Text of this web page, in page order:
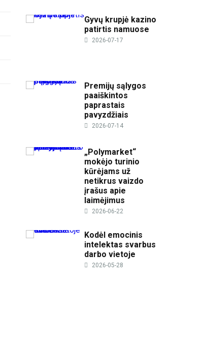
Gyvų krupjė kazino
patirtis namuose
2026-07-17
Premijų sąlygos
paaiškintos
paprastais
pavyzdžiais
2026-07-14
„Polymarket“
mokėjo turinio
kūrėjams už
netikrus vaizdo
įrašus apie
laimėjimus
2026-06-22
Kodėl emocinis
intelektas svarbus
darbo vietoje
2026-05-28